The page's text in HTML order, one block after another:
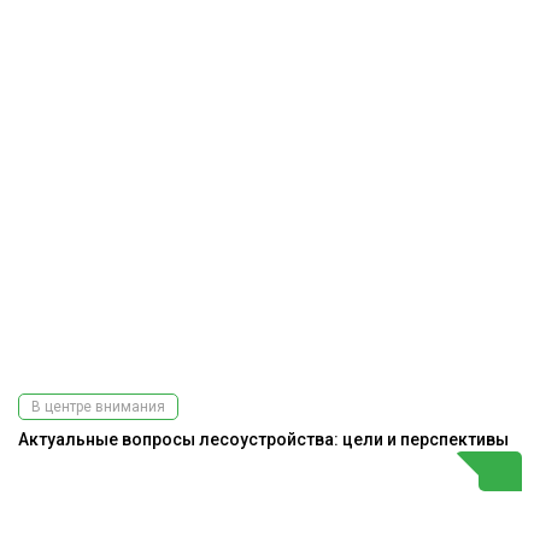
В центре внимания
Актуальные вопросы лесоустройства: цели и перспективы